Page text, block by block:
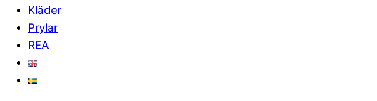
Kläder
Prylar
REA